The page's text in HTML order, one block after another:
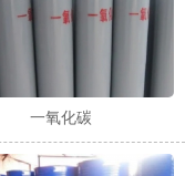
一氧化碳